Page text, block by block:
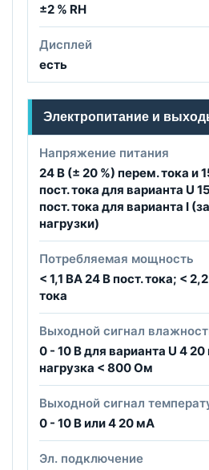
±2 % RH
Дисплей
есть
Электропитание и
Напряжение питания
24 B (± 20 %) перем. тока и
пост. тока для варианта U
пост. тока для варианта I
нагрузки)
Потребляемая мощность
< 1,1 ВА 24 В пост. тока; <
тока
Выходной сигнал
0 - 10 В для варианта U 4
нагрузка < 800 Ом
Выходной сигнал
0 - 10 B или 4 20 мА
Эл. подключение